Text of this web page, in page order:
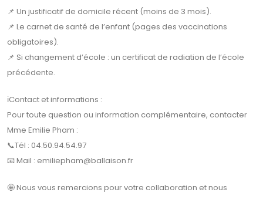
📌 Un justificatif de domicile récent (moins de 3 mois).
📌 Le carnet de santé de l’enfant (pages des vaccinations
obligatoires).
📌 Si changement d’école : un certificat de radiation de l’école
précédente.
ℹContact et informations :
Pour toute question ou information complémentaire, contacter
Mme Emilie Pham :
📞Tél : 04.50.94.54.97
📧 Mail : emiliepham@ballaison.fr
🤩 Nous vous remercions pour votre collaboration et nous